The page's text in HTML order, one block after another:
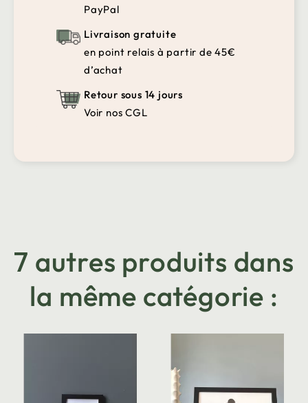
PayPal
Livraison gratuite
en point relais à partir de 45€
d’achat
Retour sous 14 jours
Voir nos CGL
7 autres produits dans
la même catégorie :